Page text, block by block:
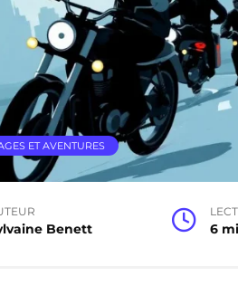
ET AVENTURES
Benett 6